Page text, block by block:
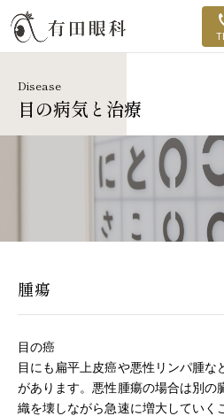
HOME
当院の強み
外来・診療案内
手術のご案内
医師・実績紹介
施設・設備
Disease
目の病気と治療
腫瘍
目の癌
目にも扁平上皮癌や悪性リンパ腫な
があります。悪性腫瘍の場合は別の
織を壊しながら急速に増大していく